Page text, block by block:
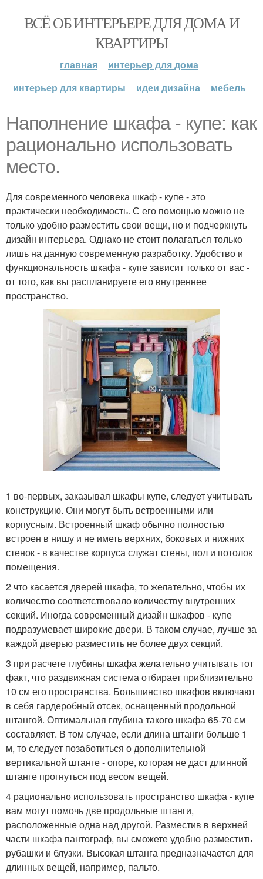
ВСЁ ОБ ИНТЕРЬЕРЕ ДЛЯ ДОМА И
КВАРТИРЫ
главная
интерьер для дома
интерьер для квартиры
идеи дизайна мебель
Наполнение шкафа - купе: как
рационально использовать
место.
Для современного человека шкаф - купе - это
практически необходимость. С его помощью можно не
только удобно разместить свои вещи, но и подчеркнуть
дизайн интерьера. Однако не стоит полагаться только
лишь на данную современную разработку. Удобство и
функциональность шкафа - купе зависит только от вас -
от того, как вы распланируете его внутреннее
пространство.
1 во-первых, заказывая шкафы купе, следует учитывать
конструкцию. Они могут быть встроенными или
корпусным. Встроенный шкаф обычно полностью
встроен в нишу и не иметь верхних, боковых и нижних
стенок - в качестве корпуса служат стены, пол и потолок
помещения.
2 что касается дверей шкафа, то желательно, чтобы их
количество соответствовало количеству внутренних
секций. Иногда современный дизайн шкафов - купе
подразумевает широкие двери. В таком случае, лучше за
каждой дверью разместить не более двух секций.
3 при расчете глубины шкафа желательно учитывать тот
факт, что раздвижная система отбирает приблизительно
10 см его пространства. Большинство шкафов включают
в себя гардеробный отсек, оснащенный продольной
штангой. Оптимальная глубина такого шкафа 65-70 см
составляет. В том случае, если длина штанги больше 1
м, то следует позаботиться о дополнительной
вертикальной штанге - опоре, которая не даст длинной
штанге прогнуться под весом вещей.
4 рационально использовать пространство шкафа - купе
вам могут помочь две продольные штанги,
расположенные одна над другой. Разместив в верхней
части шкафа пантограф, вы сможете удобно разместить
рубашки и блузки. Высокая штанга предназначается для
длинных вещей, например, пальто.